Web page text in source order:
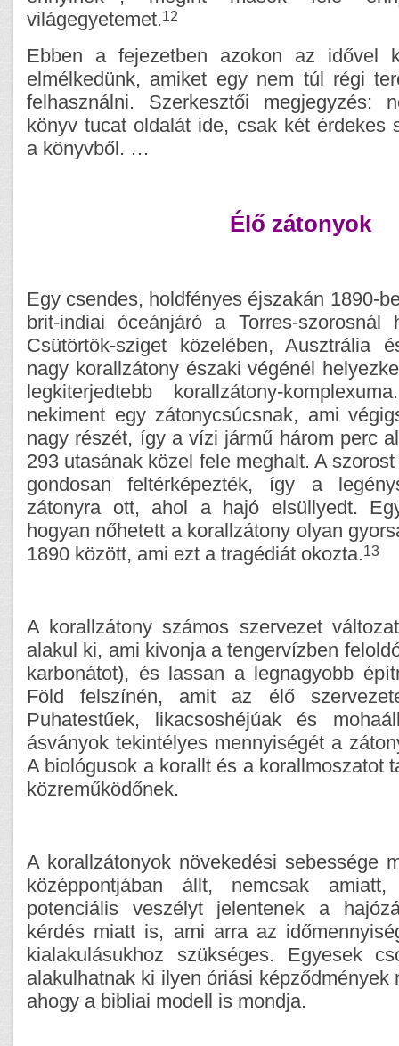
világegyetemet.12
Ebben a fejezetben azokon az idővel
elmélkedünk, amiket egy nem túl régi
felhasználni. Szerkesztői megjegyzés:
könyv tucat oldalát ide, csak két érdekes
a könyvből. …
Élő zátonyok
Egy csendes, holdfényes éjszakán 1890-
brit-indiai óceánjáró a Torres-szorosnál
Csütörtök-sziget közelében, Ausztrália
nagy korallzátony északi végénél
legkiterjedtebb korallzátony-
nekiment egy zátonycsúcsnak, ami
nagy részét, így a vízi jármű három perc
293 utasának közel fele meghalt. A
gondosan feltérképezték, így a
zátonyra ott, ahol a hajó elsüllyedt.
hogyan nőhetett a korallzátony olyan
1890 között, ami ezt a tragédiát okozta.13
A korallzátony számos szervezet
alakul ki, ami kivonja a tengervízben
karbonátot), és lassan a legnagyobb
Föld felszínén, amit az élő
Puhatestűek, likacsoshéjúak és
ásványok tekintélyes mennyiségét a
A biológusok a korallt és a korallmoszatot
közreműködőnek.
A korallzátonyok növekedési sebessége
középpontjában állt, nemcsak
potenciális veszélyt jelentenek a
kérdés miatt is, ami arra az
kialakulásukhoz szükséges. Egyesek
alakulhatnak ki ilyen óriási képződmények
ahogy a bibliai modell is mondja.